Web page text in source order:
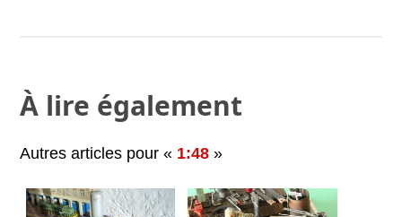
À lire également
Autres articles pour « 1:48 »